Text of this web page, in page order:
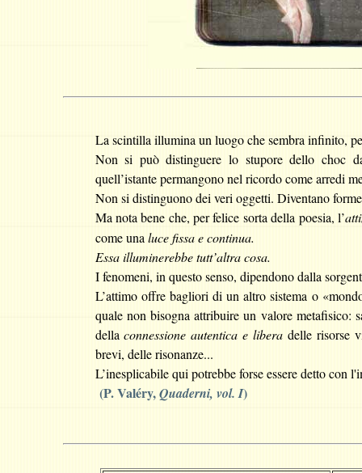
La scintilla illumina un luogo che sembra infinito,
Non si può distinguere lo stupore dello choc
quell’istante permangono nel ricordo come arredi
Non si distinguono dei veri oggetti. Diventano
Ma nota bene che, per felice sorta della poesia, l’
come una luce fissa e continua.
Essa illuminerebbe tutt’altra cosa.
I fenomeni, in questo senso, dipendono dalla
L’attimo offre bagliori di un altro sistema o
quale non bisogna attribuire un valore metafisico:
dellaconnessione autentica e libera delle risorse
brevi, delle risonanze...
L’inesplicabile qui potrebbe forse essere detto con
(P. Valéry,Quaderni, vol. I)